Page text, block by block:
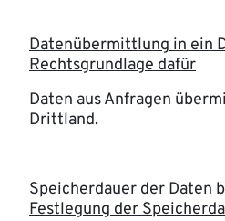
Datenübermittlung in ein
Rechtsgrundlage dafür
Daten aus Anfragen
Drittland.
Speicherdauer der Daten
Festlegung der